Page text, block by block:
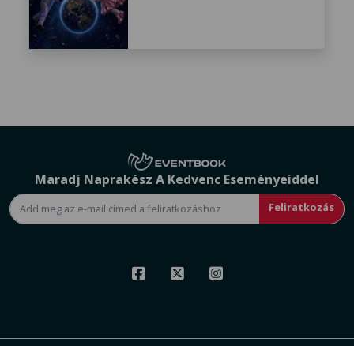
Maradj Naprakész A Kedvenc Eseményeiddel
Feliratkozás